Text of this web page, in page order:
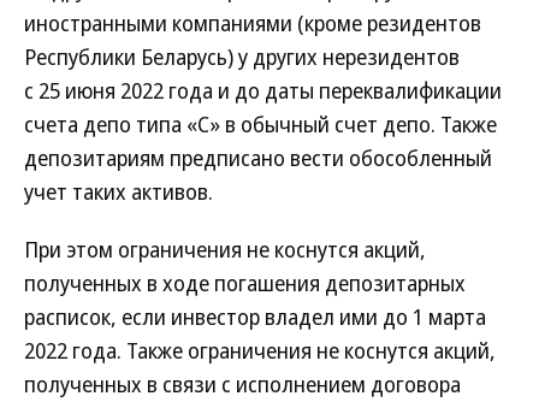
иностранными компаниями (кроме резидентов
Республики Беларусь) у других нерезидентов
с 25 июня 2022 года и до даты переквалификации
счета депо типа «С» в обычный счет депо. Также
депозитариям предписано вести обособленный
учет таких активов.
При этом ограничения не коснутся акций,
полученных в ходе погашения депозитарных
расписок, если инвестор владел ими до 1 марта
2022 года. Также ограничения не коснутся акций,
полученных в связи с исполнением договора